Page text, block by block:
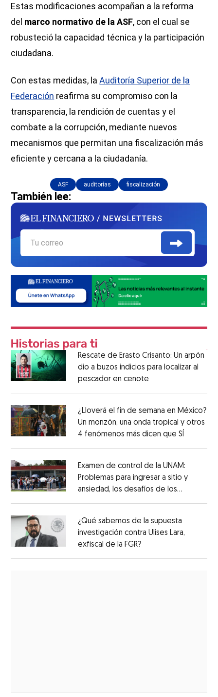
Estas modificaciones acompañan a la reforma
del marco normativo de la ASF, con el cual se
robusteció la capacidad técnica y la participación
ciudadana.
Con estas medidas, laAuditoría Superior de la
Federación reafirma su compromiso con la
transparencia, la rendición de cuentas y el
combate a la corrupción, mediante nuevos
mecanismos que permitan una fiscalización más
eficiente y cercana a la ciudadanía.
ASF auditorías fiscalización
También lee:
Rescate de Erasto Crisanto: Un arpón
dio a buzos indicios para localizar al
pescador en cenote
¿Lloverá el fin de semana en México?
Un monzón, una onda tropical y otros
4 fenómenos más dicen que SÍ
Examen de control de la UNAM:
Problemas para ingresar a sitio y
ansiedad, los desafíos de los
aspirantes
¿Qué sabemos de la supuesta
investigación contra Ulises Lara,
exfiscal de la FGR?